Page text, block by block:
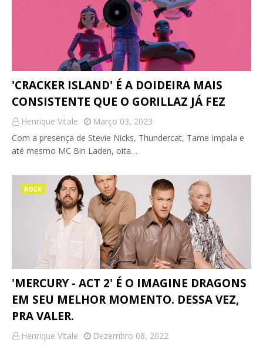
'CRACKER ISLAND' É A DOIDEIRA MAIS
CONSISTENTE QUE O GORILLAZ JÁ FEZ
Henrique Vitale
Março 03, 2023
Com a presença de Stevie Nicks, Thundercat, Tame Impala e
até mesmo MC Bin Laden, oita…
ROCK
'MERCURY - ACT 2' É O IMAGINE DRAGONS
EM SEU MELHOR MOMENTO. DESSA VEZ,
PRA VALER.
Henrique Vitale
Dezembro 08, 2022